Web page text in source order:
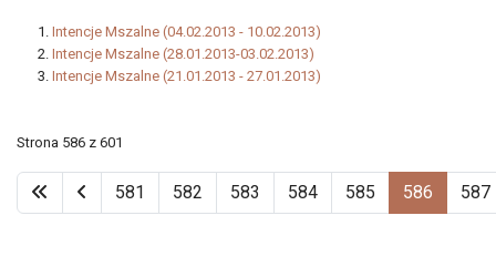
Intencje Mszalne (04.02.2013 - 10.02.2013)
Intencje Mszalne (28.01.2013-03.02.2013)
Intencje Mszalne (21.01.2013 - 27.01.2013)
Strona 586 z 601
581 582 583 584 585 586 587